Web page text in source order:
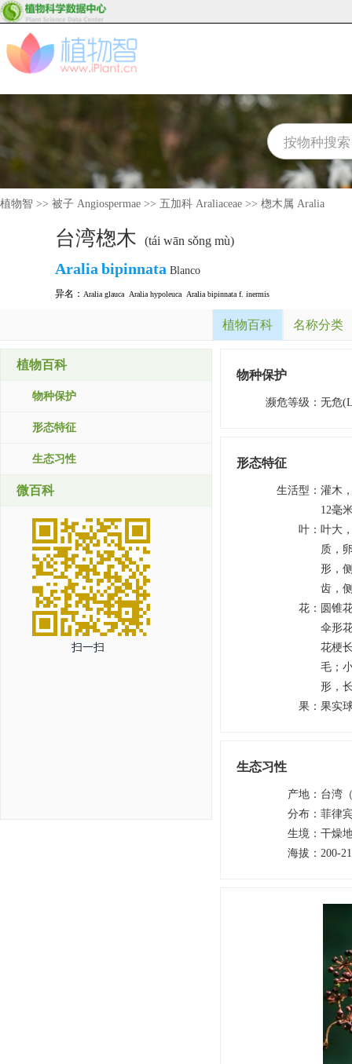
植物智 >> 被子 Angiospermae >> 五加科 Araliaceae >> 楤木属 Aralia
台湾楤木 (tái wān sǒng mù)
Aralia bipinnata Blanco
异名： Aralia glauca Aralia hypoleuca Aralia bipinnata f. inermis
植物百科 名称分类
植物百科
物种保护
形态特征
生态习性
微百科
扫一扫
物种保护
濒危等级 ： 无危
形态特征
生活型 ： 灌木
12毫
叶 ： 叶大
质，
形，
齿，
花 ： 圆锥
伞形
花梗
毛；
形，
果 ： 果实
生态习性
产地 ： 台湾
分布 ： 菲律
生境 ： 干燥
海拔 ： 200-